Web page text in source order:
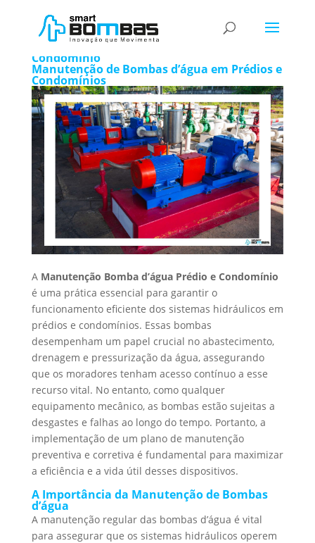
Manutenção Bomba d’água Prédio e
Condomínio
Manutenção de Bombas d’água em Prédios e
Condomínios
A Manutenção Bomba d’água Prédio e Condomínio
é uma prática essencial para garantir o
funcionamento eficiente dos sistemas hidráulicos em
prédios e condomínios. Essas bombas
desempenham um papel crucial no abastecimento,
drenagem e pressurização da água, assegurando
que os moradores tenham acesso contínuo a esse
recurso vital. No entanto, como qualquer
equipamento mecânico, as bombas estão sujeitas a
desgastes e falhas ao longo do tempo. Portanto, a
implementação de um plano de manutenção
preventiva e corretiva é fundamental para maximizar
a eficiência e a vida útil desses dispositivos.
A Importância da Manutenção de Bombas
d’água
A manutenção regular das bombas d’água é vital
para assegurar que os sistemas hidráulicos operem